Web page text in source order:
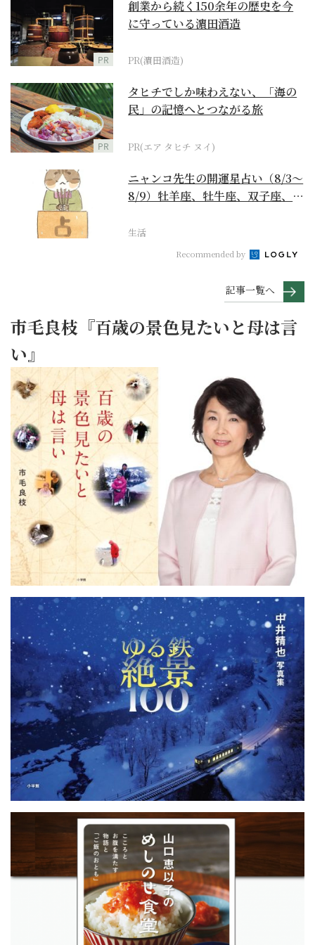
PR
創業から続く150余年の歴史を今
に守っている濵田酒造
PR(濵田酒造)
PR
タヒチでしか味わえない、「海の
民」の記憶へとつながる旅
PR(エア タヒチ ヌイ)
ニャンコ先生の開運星占い（8/3～
8/9）牡羊座、牡牛座、双子座、蟹
生活
Recommended by
記事一覧へ
市毛良枝『百歳の景色見たいと母は言
い』